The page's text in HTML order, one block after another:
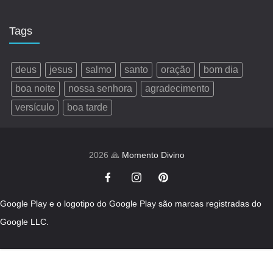
Tags
deus jesus salmo santo oração
bom dia
boa noite
nossa senhora
agradecimento
versículo
boa tarde
2026 🙏 Momento Divino
Google Play e o logotipo do Google Play são marcas registradas do
Google LLC.